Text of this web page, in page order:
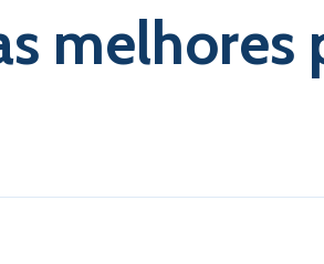
melhores